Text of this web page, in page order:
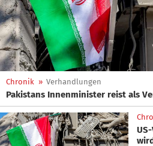
Chronik » Verhandlungen
Pakistans Innenminister reist als